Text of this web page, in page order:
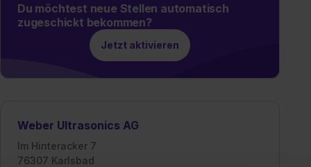
Du möchtest neue Stellen automatisch
zugeschickt bekommen?
Jetzt aktivieren
Weber Ultrasonics AG
Im Hinteracker 7
76307 Karlsbad